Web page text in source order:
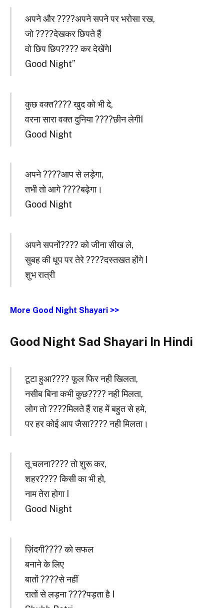
अपने और ????अपने सपने पर भरोसा रख,
जो ????देखकर छिपते हैं
वो छिप छिप???? कर देखेंगेI
Good Night”
कुछ वक्त???? खुद को भी दे,
वरना सारा वक्त दुनिया ????छीन लेगीI
Good Night
अपने ????आप से लड़ेगा,
तभी तो आगे ????बढ़ेगा।
Good Night
अपने सपनों???? को जीना सीख ले,
सुबह की धूप पर तेरे ????दस्तखत होंगे I
शुभ रात्री
More Good Night Shayari >>
Good Night Sad Shayari In Hindi
टूटा हुआ???? फूल फिर नही खिलता,
नसीब बिना कभी कुछ???? नही मिलता,
लोग तो ????मिलते हैं राह में बहुत से हमे,
पर हर कोई आप जैसा???? नही मिलता।
तू चलना???? तो शुरू कर,
शहर???? किसी का भी हो,
नाम तेरा होगा I
Good Night
ज़िंदगी???? को सफल
बनाने के लिए
बातों ????से नहीं
रातों से लड़ना ????पड़ता है I